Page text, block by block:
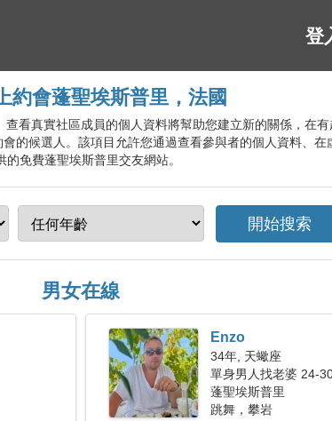
登
約會蓬聖埃斯普里，法國
看真實社區成員的個人資料將幫助您建立新的關係，在有
的候選人。該項目允許您通過查看參與者的個人資料、在
免費蓬聖埃斯普里交友網站。
男女在線
Enzo
34年, 天蠍座
單身男人找老婆 24-
蓬聖埃斯普里
跳舞，攀岩